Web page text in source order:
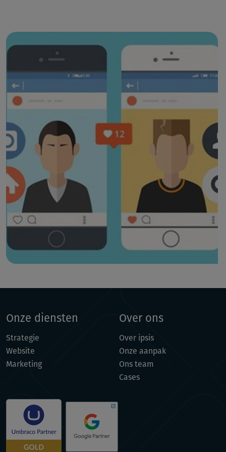
Onze diensten
Strategie
Website
Marketing
Over ons
Over ipsis
Onze aanpak
Ons team
Cases